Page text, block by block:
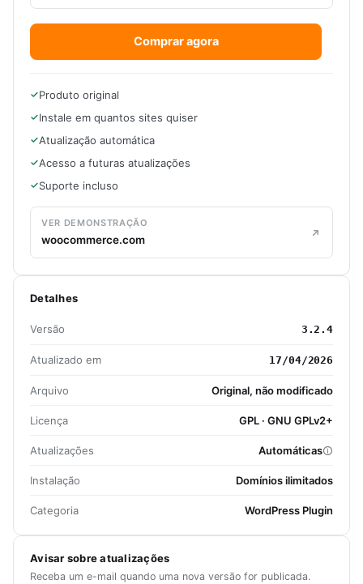
Comprar agora
Produto original
Instale em quantos sites quiser
Atualização automática
Acesso a futuras atualizações
Suporte incluso
VER DEMONSTRAÇÃO
woocommerce.com
Detalhes
Versão 3.2.4
Atualizado em 17/04/2026
Arquivo Original, não modificado
Licença GPL · GNU GPLv2+
Atualizações Automáticas
Instalação Domínios ilimitados
Categoria WordPress Plugin
Avisar sobre atualizações
Receba um e-mail quando uma nova versão for publicada.